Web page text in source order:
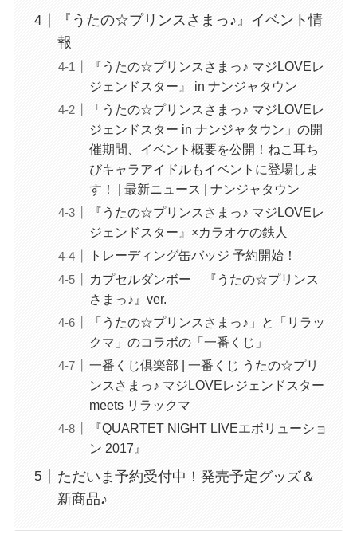
『うたの☆プリンスさまっ♪』イベント情
報
『うたの☆プリンスさまっ♪ マジLOVEレ
ジェンドスター』 in ナンジャタウン
「うたの☆プリンスさまっ♪ マジLOVEレ
ジェンドスター in ナンジャタウン」の開
催期間、イベント概要を公開！ねこ耳ち
びキャラアイドルもイベントに登場しま
す！ | 最新ニュース | ナンジャタウン
『うたの☆プリンスさまっ♪ マジLOVEレ
ジェンドスター』×カラオケの鉄人
トレーディング缶バッジ 予約開始！
カプセルダンボー 『うたの☆プリンス
さまっ♪』ver.
「うたの☆プリンスさまっ♪」と「リラッ
クマ」のコラボの「一番くじ」
一番くじ倶楽部 | 一番くじ うたの☆プリ
ンスさまっ♪ マジLOVEレジェンドスター
meets リラックマ
『QUARTET NIGHT LIVEエボリューショ
ン 2017』
ただいま予約受付中！発売予定グッズ＆
新商品♪